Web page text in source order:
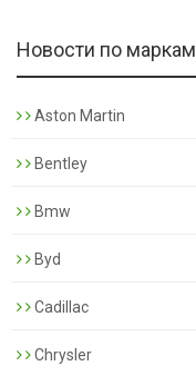
Новости по маркам
Aston Martin
Bentley
Bmw
Byd
Cadillac
Chrysler